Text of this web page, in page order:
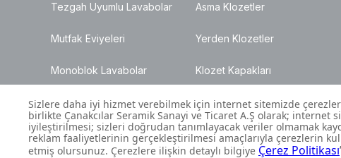
Tezgah Uyumlu Lavabolar
Mutfak Eviyeleri
Monoblok Lavabolar
Asma Klozetler
Yerden Klozetler
Klozet Kapakları